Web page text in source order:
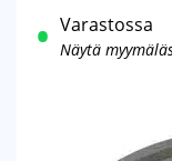
Varastossa
Näytä